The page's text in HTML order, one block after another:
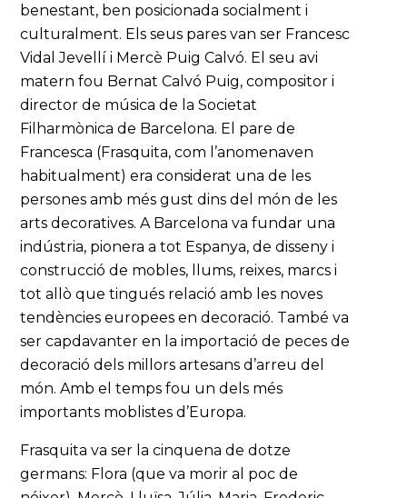
benestant, ben posicionada socialment i
culturalment. Els seus pares van ser Francesc
Vidal Jevellí i Mercè Puig Calvó. El seu avi
matern fou Bernat Calvó Puig, compositor i
director de música de la Societat
Filharmònica de Barcelona. El pare de
Francesca (Frasquita, com l’anomenaven
habitualment) era considerat una de les
persones amb més gust dins del món de les
arts decoratives. A Barcelona va fundar una
indústria, pionera a tot Espanya, de disseny i
construcció de mobles, llums, reixes, marcs i
tot allò que tingués relació amb les noves
tendències europees en decoració. També va
ser capdavanter en la importació de peces de
decoració dels millors artesans d’arreu del
món. Amb el temps fou un dels més
importants moblistes d’Europa.
Frasquita va ser la cinquena de dotze
germans: Flora (que va morir al poc de